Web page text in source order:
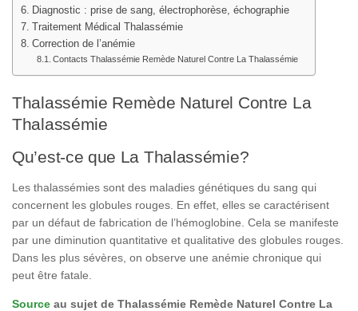
Diagnostic : prise de sang, électrophorèse, échographie
Traitement Médical Thalassémie
Correction de l’anémie
Contacts Thalassémie Remède Naturel Contre La Thalassémie
Thalassémie Remède Naturel Contre La
Thalassémie
Qu’est-ce que La Thalassémie?
Les thalassémies sont des maladies génétiques du sang qui
concernent les globules rouges. En effet, elles se caractérisent
par un défaut de fabrication de l’hémoglobine. Cela se manifeste
par une diminution quantitative et qualitative des globules rouges.
Dans les plus sévères, on observe une anémie chronique qui
peut être fatale.
Source au sujet de Thalassémie Remède Naturel Contre La